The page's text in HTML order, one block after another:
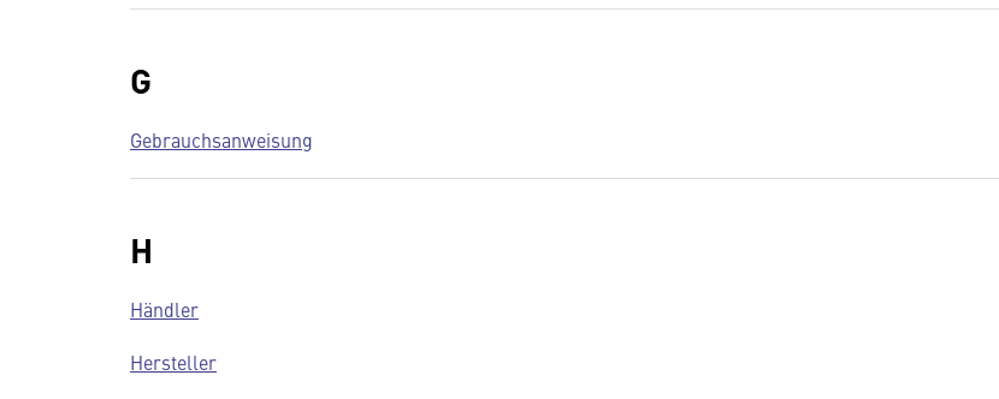
G
Gebrauchsanweisung
H
Händler
Hersteller